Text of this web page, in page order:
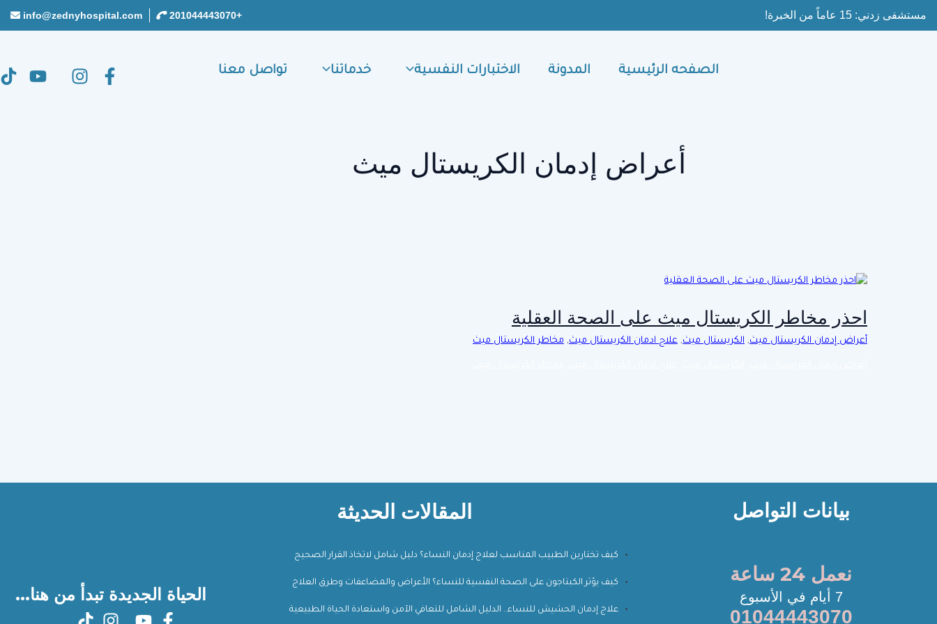
مستشفى زدني: 15 عاماً من الخبرة! +201044443070
info@zednyhospital.com
الصفحه الرئيسية المدونة الاختبارات النفسية خدماتنا تواصل معنا
أعراض إدمان الكريستال ميث
احذر مخاطر الكريستال ميث على الصحة العقلية
أعراض إدمان الكريستال ميث, الكريستال ميث,علاج ادمان الكريستال ميث, مخاطر الكريستال ميث
بيانات التواصل
نعمل 24 ساعة
7 أيام في الأسبوع
01044443070
المقالات الحديثة
كيف تختارين الطبيب المناسب لعلاج إدمان النساء؟ دليل شامل لاتخاذ القرار الصحيح
كيف يؤثر الكبتاجون على الصحة النفسية للنساء؟ الأعراض والمضاعفات وطرق العلاج
علاج إدمان الحشيش للنساء.. الدليل الشامل للتعافي الآمن واستعادة الحياة الطبيعية
الحياة الجديدة تبدأ من هنا...